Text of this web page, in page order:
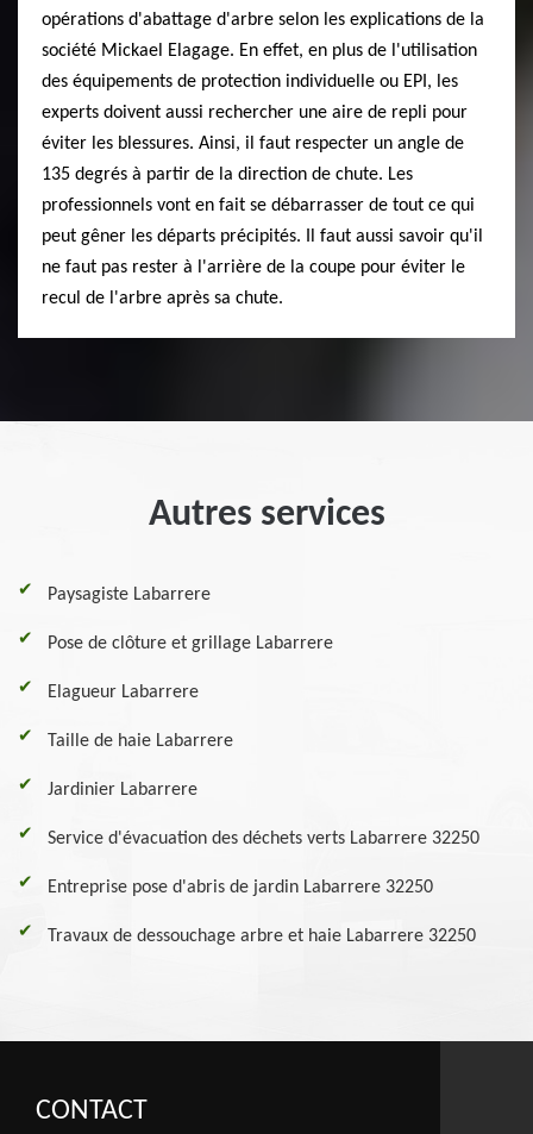
opérations d'abattage d'arbre selon les explications de la
société Mickael Elagage. En effet, en plus de l'utilisation
des équipements de protection individuelle ou EPI, les
experts doivent aussi rechercher une aire de repli pour
éviter les blessures. Ainsi, il faut respecter un angle de
135 degrés à partir de la direction de chute. Les
professionnels vont en fait se débarrasser de tout ce qui
peut gêner les départs précipités. Il faut aussi savoir qu'il
ne faut pas rester à l'arrière de la coupe pour éviter le
recul de l'arbre après sa chute.
Autres services
Paysagiste Labarrere
Pose de clôture et grillage Labarrere
Elagueur Labarrere
Taille de haie Labarrere
Jardinier Labarrere
Service d'évacuation des déchets verts Labarrere 32250
Entreprise pose d'abris de jardin Labarrere 32250
Travaux de dessouchage arbre et haie Labarrere 32250
CONTACT